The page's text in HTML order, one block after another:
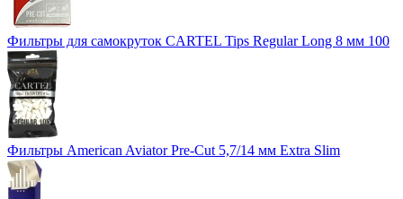
Фильтры для самокруток CARTEL Tips Regular Long 8 мм 100
Фильтры American Aviator Pre-Cut 5,7/14 мм Extra Slim